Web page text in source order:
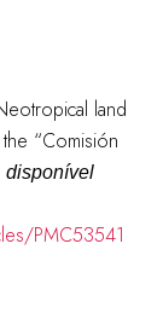
land
“Comisión
disponível
PMC53541